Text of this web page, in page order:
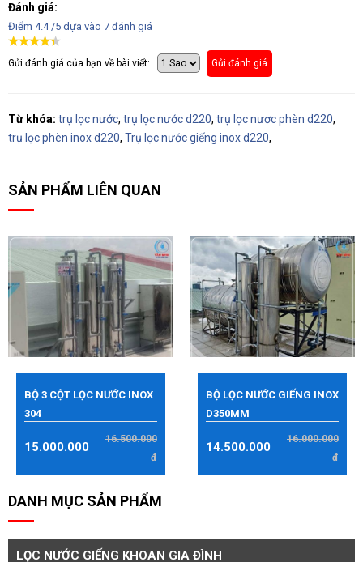
Đánh giá:
Điểm 4.4/5 dựa vào 7 đánh giá
Gửi đánh giá của bạn về bài viết: Gửi đánh giá
Từ khóa: trụ lọc nước, trụ lọc nước d220, trụ lọc nươc phèn d220,
trụ lọc phèn inox d220, Trụ lọc nước giếng inox d220,
SẢN PHẨM LIÊN QUAN
BỘ 3 CỘT LỌC NƯỚC INOX
304
15.000.000
16.500.000
đ
BỘ LỌC NƯỚC GIẾNG INOX
D350MM
14.500.000
16.000.000
đ
DANH MỤC SẢN PHẨM
LỌC NƯỚC GIẾNG KHOAN GIA ĐÌNH